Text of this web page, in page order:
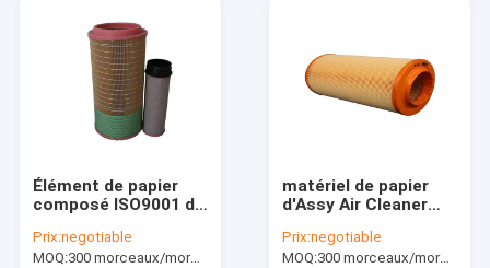
Maille décorative en métal
Fil pliable Mesh Cage
Élément de papier
composé ISO9001 de
centrale 2um
Prix:negotiable
MOQ:300 morceaux/morceaux (Min. Order)
matériel de papier
d'Assy Air Cleaner
d'élément de 3.2i 24v
Prix:negotiable
MOQ:300 morceaux/morceaux (Min. Order)